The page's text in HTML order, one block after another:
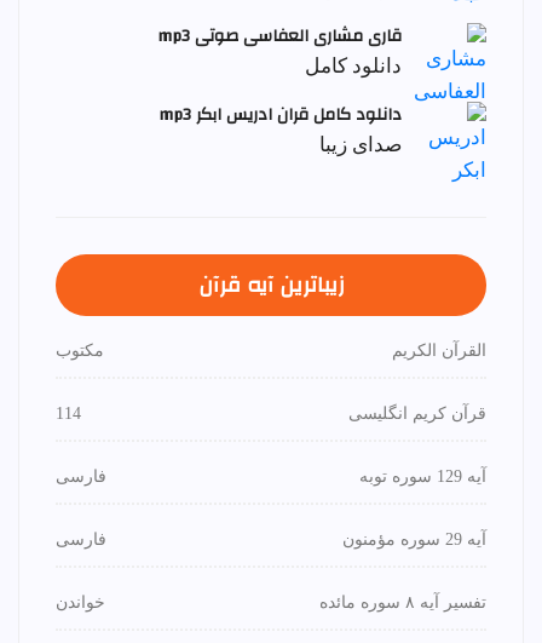
قاری مشاری العفاسی صوتی mp3
دانلود کامل
دانلود کامل قران ادریس ابکر mp3
صدای زیبا
زیباترین آیه قرآن
القرآن الكريم مكتوب
قرآن کریم انگلیسی 114
آیه 129 سوره توبه فارسی
آیه 29 سوره مؤمنون فارسی
تفسیر آیه ۸ سوره مائده خواندن